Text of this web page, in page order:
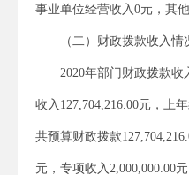
事业单位经营收入0元，其
（二）财政拨款收入情
2020年部门财政拨款收
收入127,704,216.00元，上
共预算财政拨款
元，专项收入2,000,000.00